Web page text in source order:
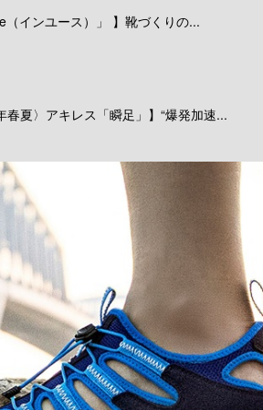
（インユース）」 】靴づくりの...
春夏〉アキレス「瞬足」】“爆発加速...